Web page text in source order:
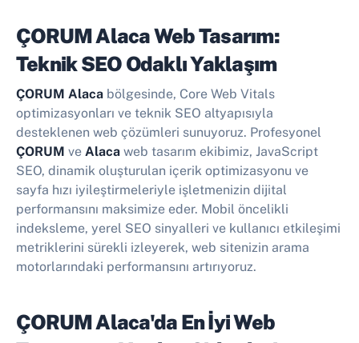
ÇORUM Alaca Web Tasarım:
Teknik SEO Odaklı Yaklaşım
ÇORUM Alaca bölgesinde, Core Web Vitals
optimizasyonları ve teknik SEO altyapısıyla
desteklenen web çözümleri sunuyoruz. Profesyonel
ÇORUM ve Alaca web tasarım ekibimiz, JavaScript
SEO, dinamik oluşturulan içerik optimizasyonu ve
sayfa hızı iyileştirmeleriyle işletmenizin dijital
performansını maksimize eder. Mobil öncelikli
indeksleme, yerel SEO sinyalleri ve kullanıcı etkileşimi
metriklerini sürekli izleyerek, web sitenizin arama
motorlarındaki performansını artırıyoruz.
ÇORUM Alaca'da En İyiWeb